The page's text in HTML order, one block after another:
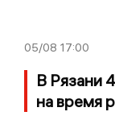
05/08 17:00
В Рязани
на время